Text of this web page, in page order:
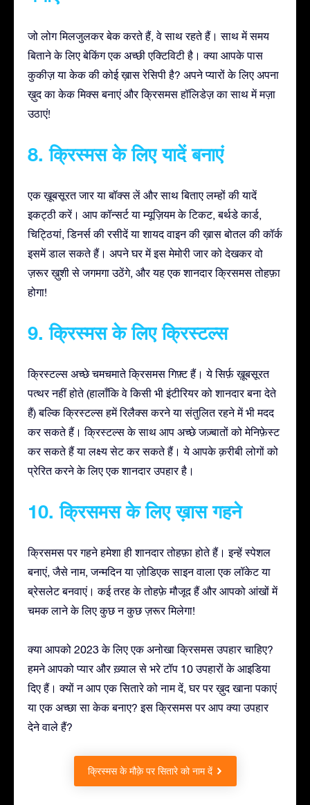
जो लोग मिलजुलकर बेक करते हैं, वे साथ रहते हैं। साथ में समय
बिताने के लिए बेकिंग एक अच्छी एक्टिविटी है। क्या आपके पास
कुकीज़ या केक की कोई ख़ास रेसिपी है? अपने प्यारों के लिए अपना
ख़ुद का केक मिक्स बनाएं और क्रिसमस हॉलिडेज़ का साथ में मज़ा
उठाएं!
8. क्रिस्मस के लिए यादें बनाएं
एक ख़ूबसूरत जार या बॉक्स लें और साथ बिताए लम्हों की यादें
इकट्ठी करें। आप कॉन्सर्ट या म्यूज़ियम के टिकट, बर्थडे कार्ड,
चिट्ठियां, डिनर्स की रसीदें या शायद वाइन की ख़ास बोतल की कॉर्क
इसमें डाल सकते हैं। अपने घर में इस मेमोरी जार को देखकर वो
ज़रूर ख़ुशी से जगमगा उठेंगे, और यह एक शानदार क्रिसमस तोहफ़ा
होगा!
9. क्रिस्मस के लिए क्रिस्टल्स
क्रिस्टल्स अच्छे चमचमाते क्रिसमस गिफ़्ट हैं। ये सिर्फ़ ख़ूबसूरत
पत्थर नहीं होते (हालाँकि वे किसी भी इंटीरियर को शानदार बना देते
हैं) बल्कि क्रिस्टल्स हमें रिलैक्स करने या संतुलित रहने में भी मदद
कर सकते हैं। क्रिस्टल्स के साथ आप अच्छे जज़्बातों को मेनिफ़ेस्ट
कर सकते हैं या लक्ष्य सेट कर सकते हैं। ये आपके क़रीबी लोगों को
प्रेरित करने के लिए एक शानदार उपहार है।
10. क्रिसमस के लिए ख़ास गहने
क्रिसमस पर गहने हमेशा ही शानदार तोहफ़ा होते हैं। इन्हें स्पेशल
बनाएं, जैसे नाम, जन्मदिन या ज़ोडिएक साइन वाला एक लॉकेट या
ब्रेसलेट बनवाएं। कई तरह के तोहफ़े मौजूद हैं और आपको आंखों में
चमक लाने के लिए कुछ न कुछ ज़रूर मिलेगा!
क्या आपको 2023 के लिए एक अनोखा क्रिसमस उपहार चाहिए?
हमने आपको प्यार और ख़्याल से भरे टॉप 10 उपहारों के आइडिया
दिए हैं। क्यों न आप एक सितारे को नाम दें, घर पर ख़ुद खाना पकाएं
या एक अच्छा सा केक बनाए? इस क्रिसमस पर आप क्या उपहार
देने वाले हैं?
क्रिस्मस के मौक़े पर सितारे को नाम दें